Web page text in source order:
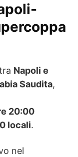
Napoli e
Saudita,
20:00
locali.
nel